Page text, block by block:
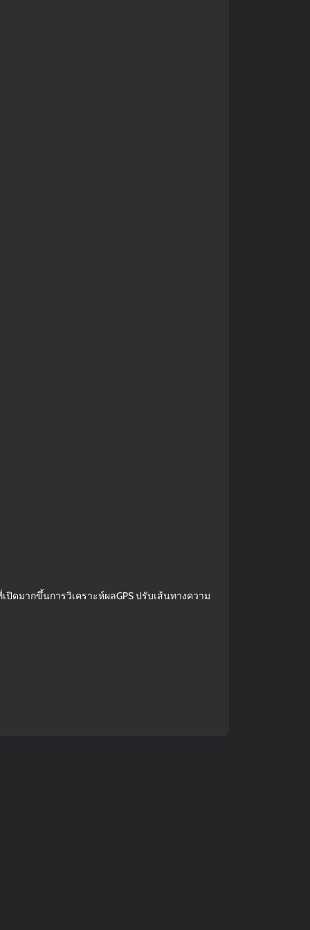
ดมากขึ้นการวิเคราะห์ผลGPS ปรับเส้นทางความ